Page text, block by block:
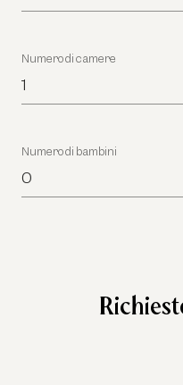
Numero di camere
1
Numero di bambini
0